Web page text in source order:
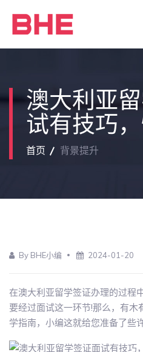
澳大利亚
试有技巧
首页 背景提升
By BHE小编 2024-01-20
在澳大利亚留学签证办理的过程
要经过面试这一环节!那么，有木
学指南，小编这就给您准备了些